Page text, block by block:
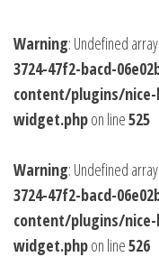
Warning: Undefined
3724-47f2-bacd-
content/plugins/
widget.phpon line525
Warning: Undefined
3724-47f2-bacd-
content/plugins/
widget.phpon line526